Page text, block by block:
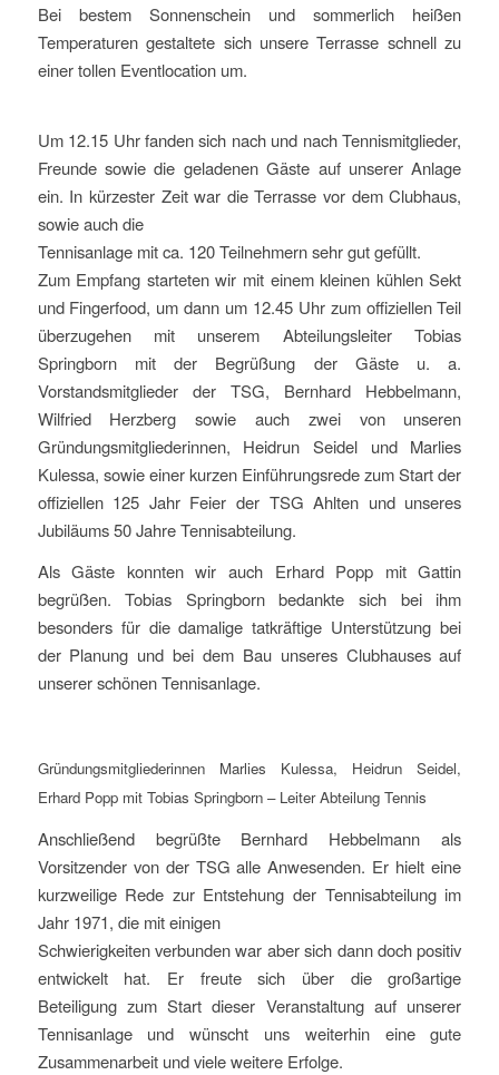
Bei bestem Sonnenschein und sommerlich heißen
Temperaturen gestaltete sich unsere Terrasse schnell zu
einer tollen Eventlocation um.
Um 12.15 Uhr fanden sich nach und nach Tennismitglieder,
Freunde sowie die geladenen Gäste auf unserer Anlage
ein. In kürzester Zeit war die Terrasse vor dem Clubhaus,
sowie auch die
Tennisanlage mit ca. 120 Teilnehmern sehr gut gefüllt.
Zum Empfang starteten wir mit einem kleinen kühlen Sekt
und Fingerfood, um dann um 12.45 Uhr zum offiziellen Teil
überzugehen mit unserem Abteilungsleiter Tobias
Springborn mit der Begrüßung der Gäste u. a.
Vorstandsmitglieder der TSG, Bernhard Hebbelmann,
Wilfried Herzberg sowie auch zwei von unseren
Gründungsmitgliederinnen, Heidrun Seidel und Marlies
Kulessa, sowie einer kurzen Einführungsrede zum Start der
offiziellen 125 Jahr Feier der TSG Ahlten und unseres
Jubiläums 50 Jahre Tennisabteilung.
Als Gäste konnten wir auch Erhard Popp mit Gattin
begrüßen. Tobias Springborn bedankte sich bei ihm
besonders für die damalige tatkräftige Unterstützung bei
der Planung und bei dem Bau unseres Clubhauses auf
unserer schönen Tennisanlage.
Gründungsmitgliederinnen Marlies Kulessa, Heidrun Seidel,
Erhard Popp mit Tobias Springborn – Leiter Abteilung Tennis
Anschließend begrüßte Bernhard Hebbelmann als
Vorsitzender von der TSG alle Anwesenden. Er hielt eine
kurzweilige Rede zur Entstehung der Tennisabteilung im
Jahr 1971, die mit einigen
Schwierigkeiten verbunden war aber sich dann doch positiv
entwickelt hat. Er freute sich über die großartige
Beteiligung zum Start dieser Veranstaltung auf unserer
Tennisanlage und wünscht uns weiterhin eine gute
Zusammenarbeit und viele weitere Erfolge.